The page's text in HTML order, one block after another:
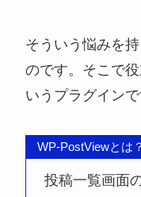
そういう悩みを
のです。そこで
いうプラグインで
WP-PostViewとは？
投稿一覧画面